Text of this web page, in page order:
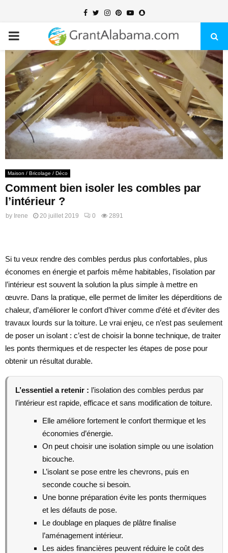
Facebook
TwitterInstagram
PinterestYoutubeSnapchat
PRIMARY
MENU
Maison / Bricolage / Déco
Comment bien isoler les combles par
l’intérieur ?
by Irene 20 juillet 2019 0 2891
Si tu veux rendre des combles perdus plus confortables, plus
économes en énergie et parfois même habitables, l’isolation par
l’intérieur est souvent la solution la plus simple à mettre en
œuvre. Dans la pratique, elle permet de limiter les déperditions de
chaleur, d’améliorer le confort d’hiver comme d’été et d’éviter des
travaux lourds sur la toiture. Le vrai enjeu, ce n’est pas seulement
de poser un isolant : c’est de choisir la bonne technique, de traiter
les ponts thermiques et de respecter les étapes de pose pour
obtenir un résultat durable.
L’essentiel a retenir : l’isolation des combles perdus par
l’intérieur est rapide, efficace et sans modification de toiture.
Elle améliore fortement le confort thermique et les
économies d’énergie.
On peut choisir une isolation simple ou une isolation
bicouche.
L’isolant se pose entre les chevrons, puis en
seconde couche si besoin.
Une bonne préparation évite les ponts thermiques
et les défauts de pose.
Le doublage en plaques de plâtre finalise
l’aménagement intérieur.
Les aides financières peuvent réduire le coût des